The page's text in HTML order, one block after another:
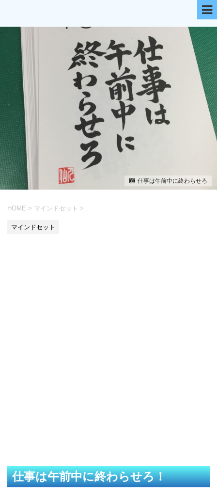
仕事は午前中に終わらせろ
HOME > マインドセット >
マインドセット
仕事は午前中に終わらせろ！